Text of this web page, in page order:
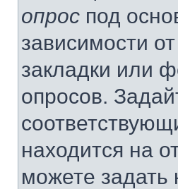
опрос под
зависимости
закладки или
опросов.
находится на
можете задать